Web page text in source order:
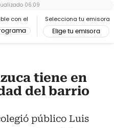
con el Selecciona tu emisora
Elige tu emisora
06:09
tiene en
del barrio
público Luis